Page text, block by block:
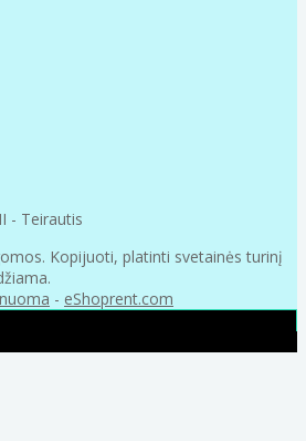
- Teirautis
Kopijuoti, platinti svetainės turinį
- eShoprent.com